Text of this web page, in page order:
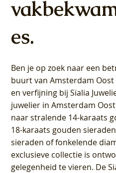
es.
Ben je op zoek naar een
buurt van Amsterdam Oost
en verfijning bij Sialia
juwelier in Amsterdam Oost
naar stralende 14-karaats
18-karaats gouden
sieraden of fonkelende
exclusieve collectie is
gelegenheid te vieren. De